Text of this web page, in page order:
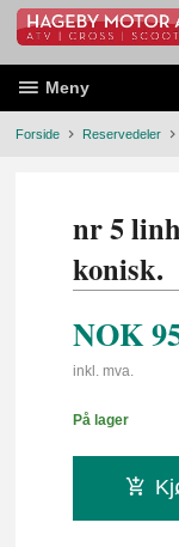
Gå
innholdet
Meny
Forside Reservedeler
nr 5
konisk.
NOK
inkl. mva.
På lager